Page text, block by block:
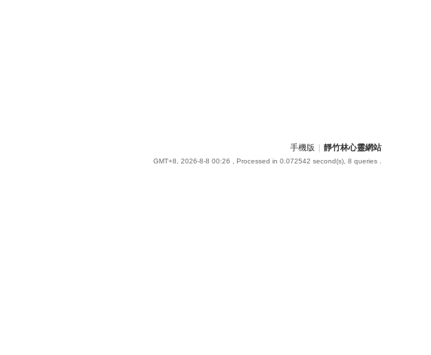
手機版 靜竹林心靈網站
GMT+8, 2026-8-8 00:26 , Processed in 0.072542 second(s), 8 queries .